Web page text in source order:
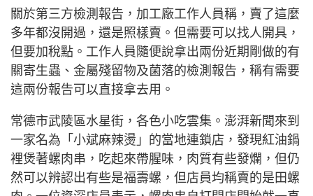
關於第三方檢測報告，加工廠工作人員稱，賣了這麼
多年都沒開過，還是照樣賣。但需要可以找人開具，
但要加稅點。工作人員隨便說拿出兩份近期剛做的有
關寄生蟲、金屬殘留物及菌落的檢測報告，稱有需要
這兩份報告可以直接拿去用。
常德市武陵區水星街，各色小吃雲集。澎湃新聞來到
一家名為「小斌麻辣燙」的當地連鎖店，發現紅油鍋
裡煲著螺肉串，吃起來帶腥味，肉質有些發爛，但仍
然可以辨認出有些是福壽螺，但店員均稱賣的是田螺